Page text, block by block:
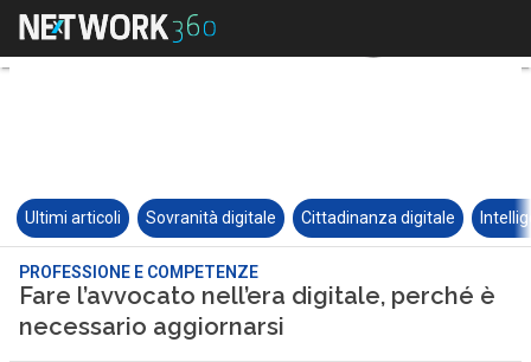
Ultimi articoli Sovranità digitale Cittadinanza digitale
PROFESSIONE E COMPETENZE
Fare l’avvocato nell’era digitale, perché è
necessario aggiornarsi